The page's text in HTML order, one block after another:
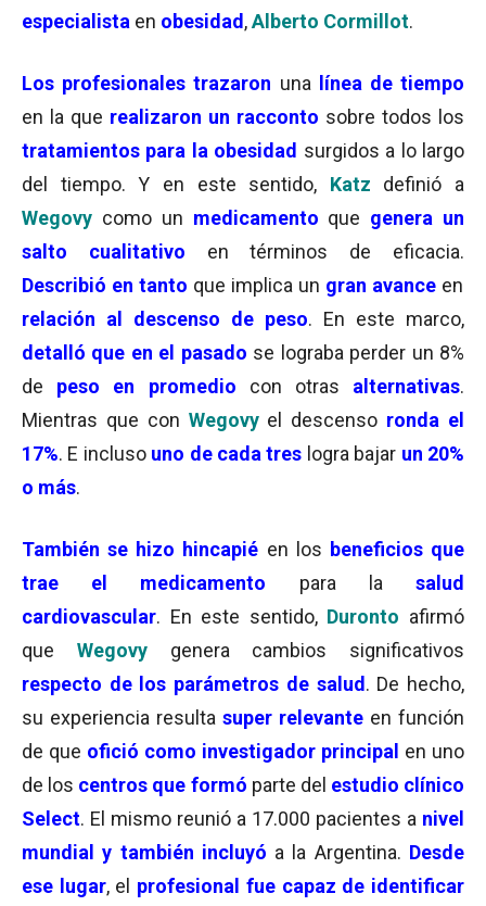
especialista en obesidad ,Alberto Cormillot.
Los profesionales trazaron una
línea de tiempo
en la que realizaron un racconto sobre todos los
tratamientos para la obesidad surgidos a lo largo
del tiempo. Y en este sentido, Katz
definió a
Wegovy como un medicamento que genera un
salto cualitativo en términos de eficacia.
Describió en tanto que implica un gran avance en
relación al descenso de peso. En este marco,
detalló que en el pasado se lograba perder un 8%
de peso en promedio con otras alternativas.
Mientras que con Wegovy el descenso ronda el
17%. E incluso uno de cada tres logra bajar un 20%
o más.
También se hizo hincapié en los beneficios que
trae el medicamento para la salud
cardiovascular. En este sentido, Duronto afirmó
que Wegovy
genera cambios significativos
respecto de los parámetros de salud . De hecho,
su experiencia resulta super relevante en función
de que ofició como investigador principal en uno
de los centros que formó parte del estudio clínico
Select. El mismo reunió a 17.000 pacientes a nivel
mundial y también incluyó a la Argentina. Desde
ese lugar, el profesional fue capaz de identificar